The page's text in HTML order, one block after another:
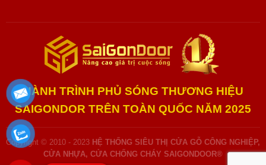
HÀNH TRÌNH PHỦ SÓNG THƯƠNG HIỆU
SAIGONDOR TRÊN TOÀN QUỐC NĂM 2025
Copyright © 2010 - 2023 HỆ THỐNG SIÊU THỊ CỬA GỖ CÔNG NGHIỆP,
CỬA NHỰA, CỬA CHỐNG CHÁY SAIGONDOOR®